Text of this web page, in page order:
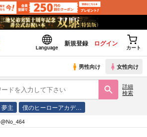
Language
新規登録 ログイン
カート
男性向け 女性向け
詳細
検索
夢主 僕のヒーローアカデ…
@No_464